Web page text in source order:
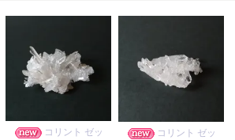
コリント ゼッ
コリント ゼッ